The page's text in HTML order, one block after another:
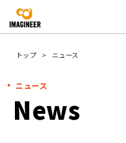
トップ ニュース
ニュース
News